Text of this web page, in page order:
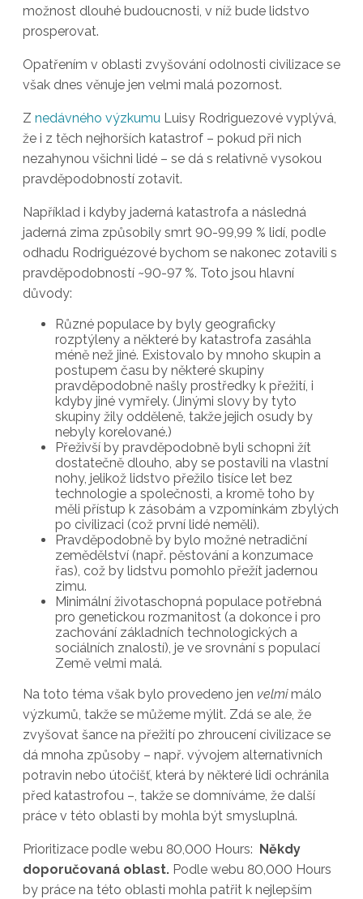
možnost dlouhé budoucnosti, v níž bude lidstvo
prosperovat.
Opatřením v oblasti zvyšování odolnosti civilizace se
však dnes věnuje jen velmi malá pozornost.
Z nedávného výzkumu Luisy Rodriguezové vyplývá,
že i z těch nejhorších katastrof – pokud při nich
nezahynou všichni lidé – se dá s relativně vysokou
pravděpodobností zotavit.
Například i kdyby jaderná katastrofa a následná
jaderná zima způsobily smrt 90-99,99 % lidí, podle
odhadu Rodriguézové bychom se nakonec zotavili s
pravděpodobností ~90-97 %. Toto jsou hlavní
důvody:
Různé populace by byly geograficky
rozptýleny a některé by katastrofa zasáhla
méně než jiné. Existovalo by mnoho skupin a
postupem času by některé skupiny
pravděpodobně našly prostředky k přežití, i
kdyby jiné vymřely. (Jinými slovy by tyto
skupiny žily odděleně, takže jejich osudy by
nebyly korelované.)
Přeživší by pravděpodobně byli schopni žít
dostatečně dlouho, aby se postavili na vlastní
nohy, jelikož lidstvo přežilo tisíce let bez
technologie a společnosti, a kromě toho by
měli přístup k zásobám a vzpomínkám zbylých
po civilizaci (což první lidé neměli).
Pravděpodobně by bylo možné netradiční
zemědělství (např. pěstování a konzumace
řas), což by lidstvu pomohlo přežít jadernou
zimu.
Minimální životaschopná populace potřebná
pro genetickou rozmanitost (a dokonce i pro
zachování základních technologických a
sociálních znalostí), je ve srovnání s populací
Země velmi malá.
Na toto téma však bylo provedeno jen velmimálo
výzkumů, takže se můžeme mýlit. Zdá se ale, že
zvyšovat šance na přežití po zhroucení civilizace se
dá mnoha způsoby – např. vývojem alternativních
potravin nebo útočišť, která by některé lidi ochránila
před katastrofou –, takže se domníváme, že další
práce v této oblasti by mohla být smysluplná.
Prioritizace podle webu 80,000 Hours:
Někdy
doporučovaná oblast. Podle webu 80,000 Hours
by práce na této oblasti mohla patřit k nejlepším